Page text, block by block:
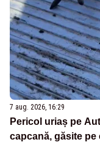
7 aug. 2026, 16:29
Pericol uriaș pe
capcană, găsite pe